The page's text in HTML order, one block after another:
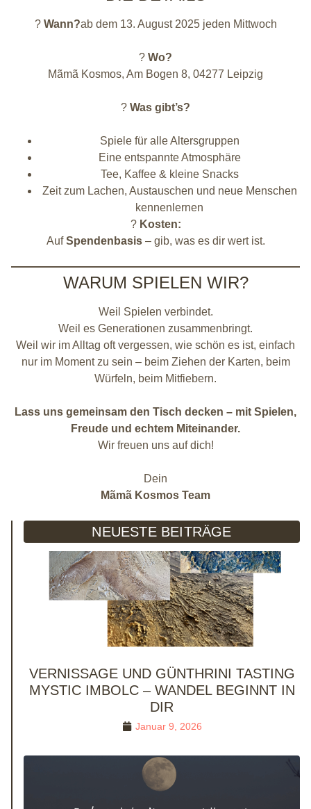
? Wann?ab dem 13. August 2025 jeden Mittwoch
? Wo?
Mãmã Kosmos, Am Bogen 8, 04277 Leipzig
? Was gibt’s?
Spiele für alle Altersgruppen
Eine entspannte Atmosphäre
Tee, Kaffee & kleine Snacks
Zeit zum Lachen, Austauschen und neue Menschen
kennenlernen
? Kosten:
AufSpendenbasis– gib, was es dir wert ist.
WARUM SPIELEN WIR?
Weil Spielen verbindet.
Weil es Generationen zusammenbringt.
Weil wir im Alltag oft vergessen, wie schön es ist, einfach
nur im Moment zu sein – beim Ziehen der Karten, beim
Würfeln, beim Mitfiebern.
Lass uns gemeinsam den Tisch decken – mit Spielen,
Freude und echtem Miteinander.
Wir freuen uns auf dich!
Dein
Mãmã Kosmos Team
NEUESTE BEITRÄGE
VERNISSAGE UND GÜNTHRINI TASTING
MYSTIC IMBOLC – WANDEL BEGINNT IN
DIR
Januar 9, 2026